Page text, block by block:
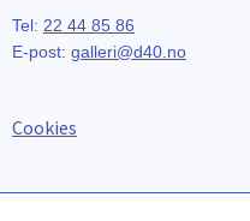
Tel: 22 44 85 86
E-post: galleri@d40.no
Cookies